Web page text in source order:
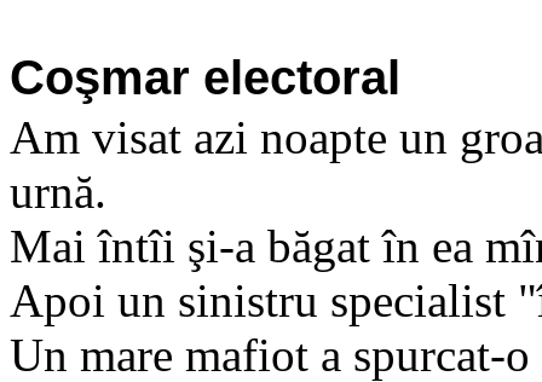
Coşmar electoral
Am visat azi noapte un
urnă.
Mai întîi şi-a băgat în ea
Apoi un sinistru specialist
Un mare mafiot a spurcat-